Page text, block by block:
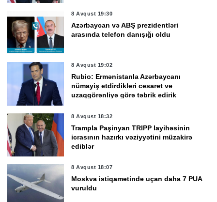
8 Avqust 19:30
Azərbaycan və ABŞ prezidentləri
arasında telefon danışığı oldu
8 Avqust 19:02
Rubio: Ermənistanla Azərbaycanı
nümayiş etdirdikləri cəsarət və
uzaqgörənliyə görə təbrik edirik
8 Avqust 18:32
Trampla Paşinyan TRIPP layihəsinin
icrasının hazırkı vəziyyətini müzakirə
ediblər
8 Avqust 18:07
Moskva istiqamətində uçan daha 7 PUA
vuruldu